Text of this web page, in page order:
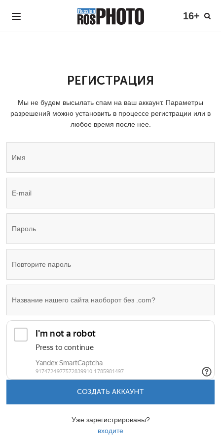
16+
РЕГИСТРАЦИЯ
Мы не будем высылать спам на ваш аккаунт. Параметры
разрешений можно установить в процессе регистрации или в
любое время после нее.
СОЗДАТЬ АККАУНТ
Уже зарегистрированы?
входите